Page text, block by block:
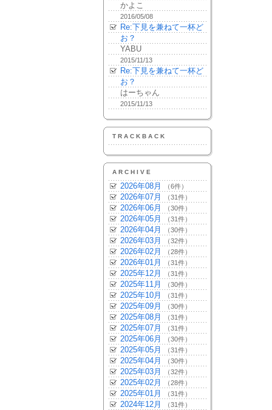
かよこ
2016/05/08
Re:下見を兼ねて一杯ど
お？
YABU
2015/11/13
Re:下見を兼ねて一杯ど
お？
はーちゃん
2015/11/13
TRACKBACK
ARCHIVE
2026年08月 （6件）
2026年07月 （31件）
2026年06月 （30件）
2026年05月 （31件）
2026年04月 （30件）
2026年03月 （32件）
2026年02月 （28件）
2026年01月 （31件）
2025年12月 （31件）
2025年11月 （30件）
2025年10月 （31件）
2025年09月 （30件）
2025年08月 （31件）
2025年07月 （31件）
2025年06月 （30件）
2025年05月 （31件）
2025年04月 （30件）
2025年03月 （32件）
2025年02月 （28件）
2025年01月 （31件）
2024年12月 （31件）